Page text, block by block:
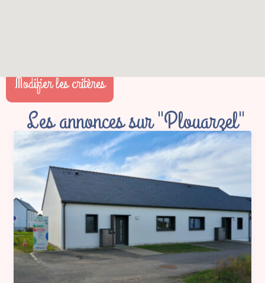
Modifier les critères
Les annonces sur "Plouarzel"